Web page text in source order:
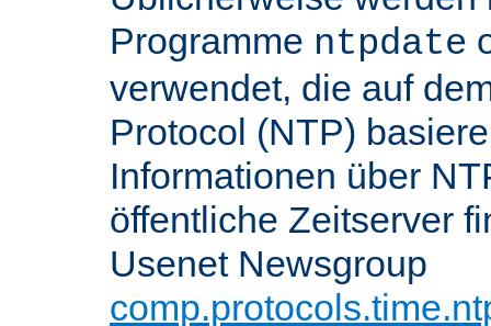
Programme ntpdate
verwendet, die auf
Protocol (NTP)
Informationen über
öffentliche Zeitserver
Usenet Newsgroup